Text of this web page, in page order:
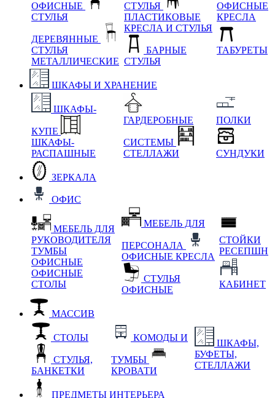
ОФИСНЫЕ
СТУЛЬЯ
ДЕРЕВЯННЫЕ
СТУЛЬЯ
МЕТАЛЛИЧЕСКИЕ
СТУЛЬЯ
ПЛАСТИКОВЫЕ
КРЕСЛА И СТУЛЬЯ
БАРНЫЕ
СТУЛЬЯ
ОФИСНЫЕ
КРЕСЛА
ТАБУРЕТЫ
ШКАФЫ И ХРАНЕНИЕ
ШКАФЫ-
КУПЕ
ШКАФЫ-
РАСПАШНЫЕ
ГАРДЕРОБНЫЕ
СИСТЕМЫ
СТЕЛЛАЖИ
ПОЛКИ
СУНДУКИ
ЗЕРКАЛА
ОФИС
МЕБЕЛЬ ДЛЯ
РУКОВОДИТЕЛЯ
ТУМБЫ
ОФИСНЫЕ
ОФИСНЫЕ
СТОЛЫ
МЕБЕЛЬ ДЛЯ
ПЕРСОНАЛА
ОФИСНЫЕ КРЕСЛА
СТУЛЬЯ
ОФИСНЫЕ
СТОЙКИ
РЕСЕПШН
КАБИНЕТ
МАССИВ
СТОЛЫ
СТУЛЬЯ,
БАНКЕТКИ
КОМОДЫ И
ТУМБЫ
КРОВАТИ
ШКАФЫ,
БУФЕТЫ,
СТЕЛЛАЖИ
ПРЕДМЕТЫ ИНТЕРЬЕРА